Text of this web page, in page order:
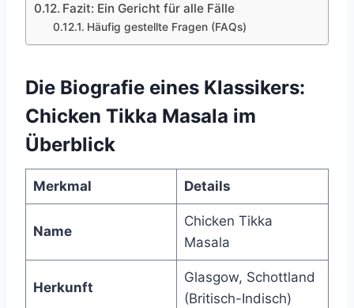
Fazit: Ein Gericht für alle Fälle
Häufig gestellte Fragen (FAQs)
Die Biografie eines Klassikers:
Chicken Tikka Masala im
Überblick
Merkmal Details
Name
Chicken Tikka
Masala
Herkunft
Glasgow, Schottland
(Britisch-Indisch)